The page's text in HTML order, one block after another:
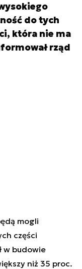
do tych
która nie ma
rząd
mogli
części
w budowie
niż 35 proc.